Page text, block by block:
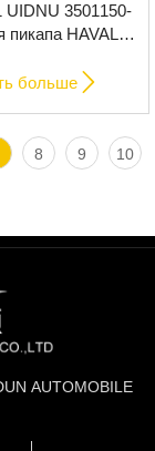
UIDNU 3501150-
пикапа HAVAL
керамические
больше 
8 9
10